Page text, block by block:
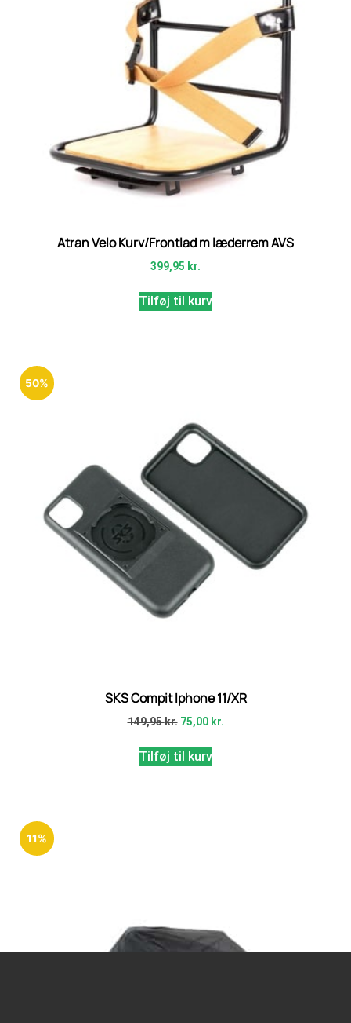
Atran Velo Kurv/Frontlad m læderrem AVS
399,95 kr.
Tilføj til kurv
50%
SKS Compit Iphone 11/XR
149,95kr. 75,00 kr.
Tilføj til kurv
11%